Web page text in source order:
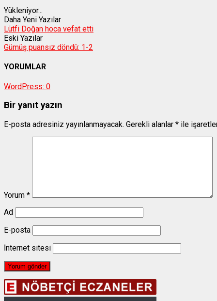
Yükleniyor...
Daha Yeni Yazılar
Lütfi Doğan hoca vefat etti
Eski Yazılar
Gümüş puansız döndü: 1-2
YORUMLAR
WordPress: 0
Bir yanıt yazın
E-posta adresiniz yayınlanmayacak. Gerekli alanlar * ile
Yorum *
Ad
E-posta
İnternet sitesi